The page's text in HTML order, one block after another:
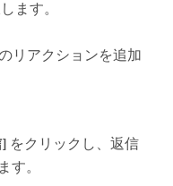
ます。
リアクションを追加
をクリックし、返信
す。